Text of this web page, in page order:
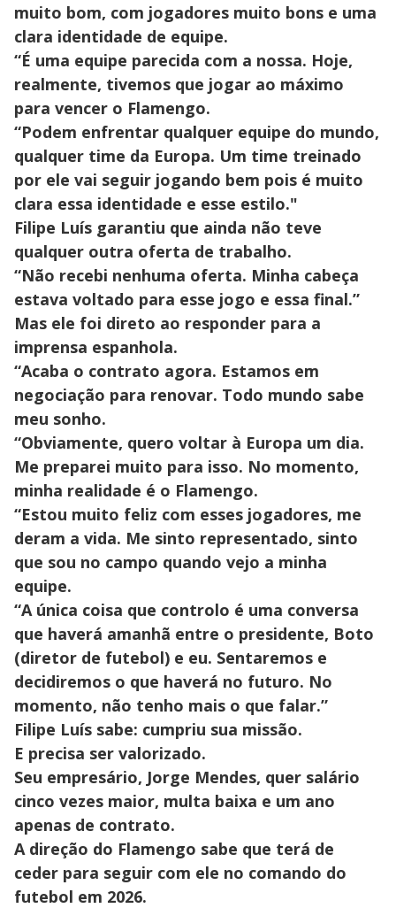
muito bom, com jogadores muito bons e uma
clara identidade de equipe.
“É uma equipe parecida com a nossa. Hoje,
realmente, tivemos que jogar ao máximo
para vencer o Flamengo.
“Podem enfrentar qualquer equipe do mundo,
qualquer time da Europa. Um time treinado
por ele vai seguir jogando bem pois é muito
clara essa identidade e esse estilo."
Filipe Luís garantiu que ainda não teve
qualquer outra oferta de trabalho.
“Não recebi nenhuma oferta. Minha cabeça
estava voltado para esse jogo e essa final.”
Mas ele foi direto ao responder para a
imprensa espanhola.
“Acaba o contrato agora. Estamos em
negociação para renovar. Todo mundo sabe
meu sonho.
“Obviamente, quero voltar à Europa um dia.
Me preparei muito para isso. No momento,
minha realidade é o Flamengo.
“Estou muito feliz com esses jogadores, me
deram a vida. Me sinto representado, sinto
que sou no campo quando vejo a minha
equipe.
“A única coisa que controlo é uma conversa
que haverá amanhã entre o presidente, Boto
(diretor de futebol) e eu. Sentaremos e
decidiremos o que haverá no futuro. No
momento, não tenho mais o que falar.”
Filipe Luís sabe: cumpriu sua missão.
E precisa ser valorizado.
Seu empresário, Jorge Mendes, quer salário
cinco vezes maior, multa baixa e um ano
apenas de contrato.
A direção do Flamengo sabe que terá de
ceder para seguir com ele no comando do
futebol em 2026.